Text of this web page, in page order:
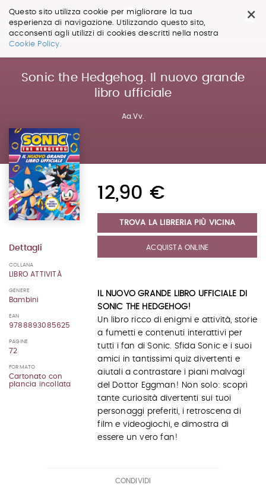
×
Questo sito utilizza cookie per migliorare la tua
esperienza di navigazione. Utilizzando questo sito,
acconsenti agli utilizzi di cookies descritti nella nostra
Cookie Policy.
Salta
SaltaSonic the Hedgehog. Il nuovo grande
libro ufficiale
Aa.Vv.
Dettagli
COLLANA
LIBRO ATTIVITÀ
GENERE
Bambini
EAN
9788893085625
PAGINE
72
FORMATO
Cartonato con
plancia incollata
12,90 €
TROVA LA LIBRERIA PIÙ VICINA
ACQUISTA ONLINE
IL NUOVO GRANDE LIBRO UFFICIALE DI
SONIC THE HEDGEHOG!
Un libro ricco di enigmi e attività, storie
a fumetti e contenuti interattivi per
tutti i fan di Sonic. Sfida Sonic e i suoi
amici in tantissimi quiz divertenti e
aiutali a contrastare i piani malvagi
del Dottor Eggman! Non solo: scopri
tante curiosità divertenti sui tuoi
personaggi preferiti, i retroscena di
film e videogiochi, e dimostra di
essere un vero fan!
CONDIVIDI